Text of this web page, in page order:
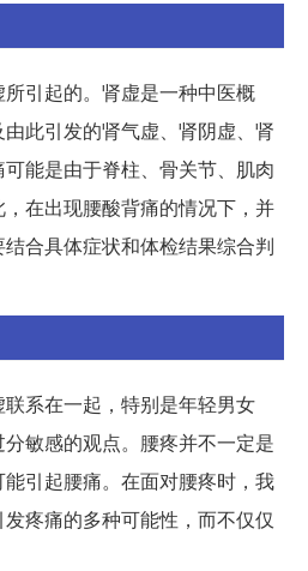
引起的。肾虚是一种中医概
此引发的肾气虚、肾阴虚、肾
能是由于脊柱、骨关节、肌肉
在出现腰酸背痛的情况下，并
合具体症状和体检结果综合判
系在一起，特别是年轻男女
敏感的观点。腰疼并不一定是
引起腰痛。在面对腰疼时，我
疼痛的多种可能性，而不仅仅